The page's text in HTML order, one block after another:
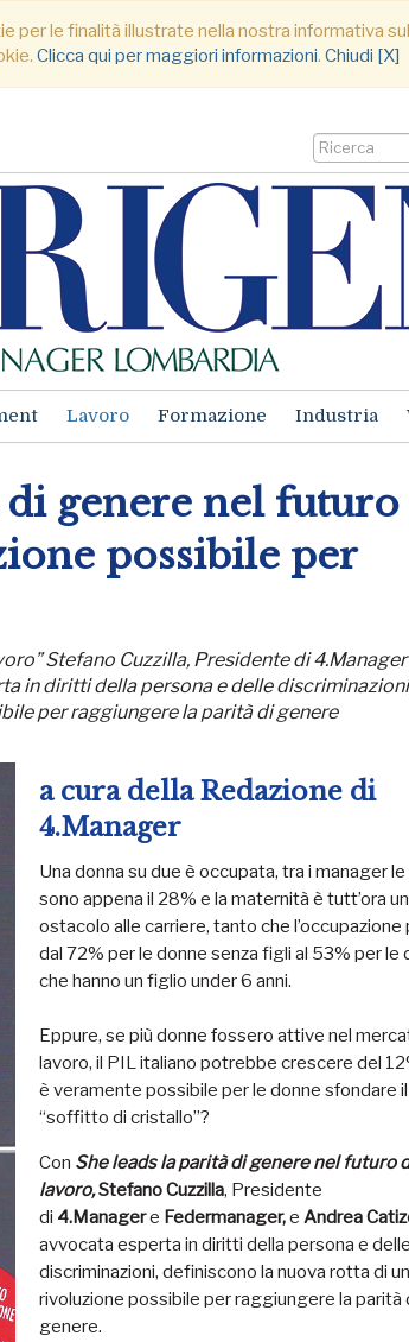
le finalità illustrate nella nostra informativa
Clicca qui per maggiori informazioni. Chiudi [X]
Lavoro Formazione Industria
di genere nel futuro
possibile per
Stefano Cuzzilla, Presidente di 4.Manager
in diritti della persona e delle
per raggiungere la parità di genere
a cura della Redazione di
4.Manager
Una donna su due è occupata, tra i manager
sono appena il 28% e la maternità è tutt’ora un
ostacolo alle carriere, tanto che l’occupazione
dal 72% per le donne senza figli al 53% per le
che hanno un figlio under 6 anni.
Eppure, se più donne fossero attive nel
lavoro, il PIL italiano potrebbe crescere del
è veramente possibile per le donne sfondare il
“soffitto di cristallo”?
Con She leads la parità di genere nel futuro
lavoro,Stefano Cuzzilla, Presidente
di 4.Managere Federmanager,e Andrea
avvocata esperta in diritti della persona e delle
discriminazioni, definiscono la nuova rotta di
rivoluzione possibile per raggiungere la parità
genere.